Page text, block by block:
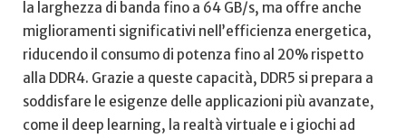
la larghezza di ​banda fino a 64 GB/s, ma offre anche⁤
miglioramenti significativi ⁣nell’efficienza energetica,
riducendo il ​consumo di potenza fino al ⁣20% rispetto
alla DDR4. Grazie a ‌queste capacità, DDR5 si prepara a‌
soddisfare le esigenze ⁢delle applicazioni più avanzate,
come il deep learning, la realtà virtuale e i giochi ad